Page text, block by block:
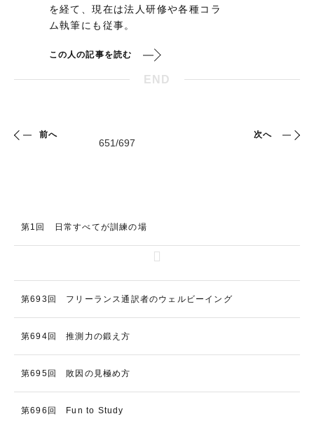
を経て、現在は法人研修や各種コラ
ム執筆にも従事。
この人の記事を読む
END
前へ 次へ
第1回 日常すべてが訓練の場
第693回 フリーランス通訳者のウェルビーイング
第694回 推測力の鍛え方
第695回 敗因の見極め方
第696回 Fun to Study